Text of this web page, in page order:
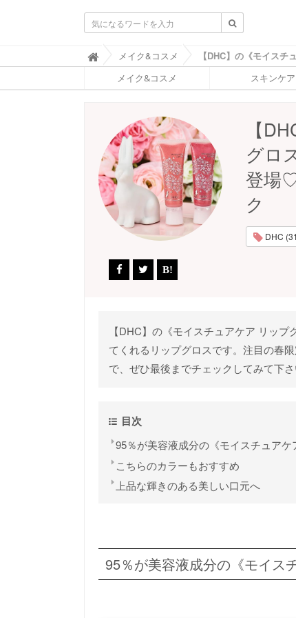
ふ
ぉ
ち
O
R
T
U
N
メイク&コスメ
メイク&コスメ スキンケア
【
グロ
登場
ク
DHC
【DHC】の《モイスチュアケア リッ
てくれるリップグロスです。注目の春
で、ぜひ最後までチェックしてみて下さ
目次
95％が美容液成分の《モイスチュアケ
こちらのカラーもおすすめ
上品な輝きのある美しい口元へ
95％が美容液成分の《モイス